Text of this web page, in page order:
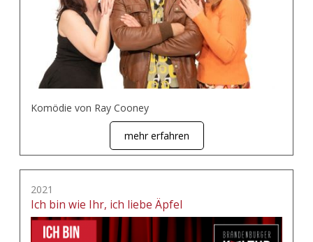
Komödie von Ray Cooney
mehr erfahren
2021
Ich bin wie Ihr, ich liebe Äpfel